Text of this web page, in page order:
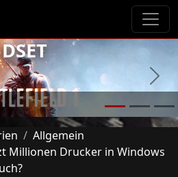
Next
DSET
Allgemein
Millionen Drucker in Windows